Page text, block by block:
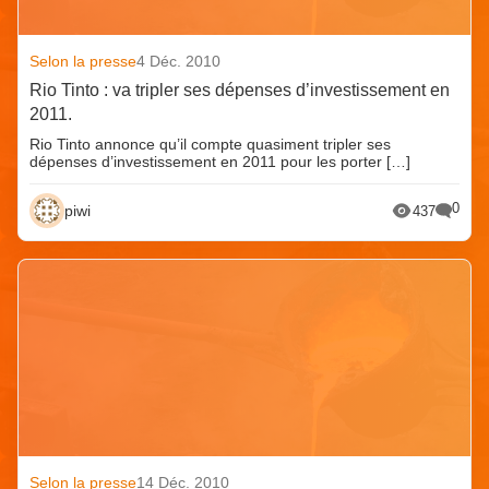
Selon la presse4 Déc. 2010
Rio Tinto : va tripler ses dépenses d’investissement en
2011.
Rio Tinto annonce qu’il compte quasiment tripler ses
dépenses d’investissement en 2011 pour les porter […]
piwi 437 0
Selon la presse14 Déc. 2010